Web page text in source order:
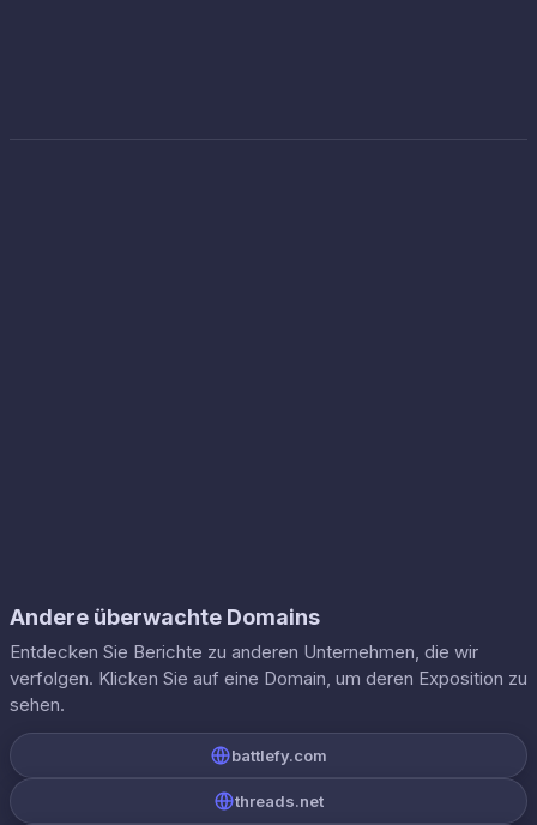
Andere überwachte Domains
Entdecken Sie Berichte zu anderen Unternehmen, die wir
verfolgen. Klicken Sie auf eine Domain, um deren Exposition zu
sehen.
battlefy.com
threads.net